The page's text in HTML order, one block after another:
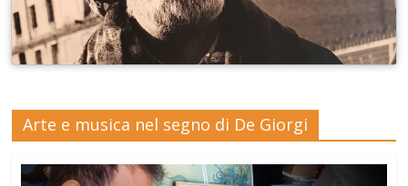
Arte e musica nel segno di De Giorgi